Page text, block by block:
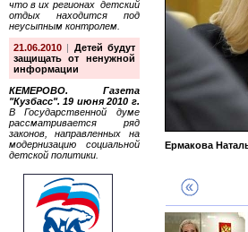
что в их регионах детский
отдых находится под
неусыпным контролем.
21.06.2010 | Детей будут
защищать от ненужной
информации
КЕМЕРОВО. Газета
"Кузбасс". 19 июня 2010 г.
В Государственной думе
рассматривается ряд
законов, направленных на
модернизацию социальной
детской политики.
Ермакова